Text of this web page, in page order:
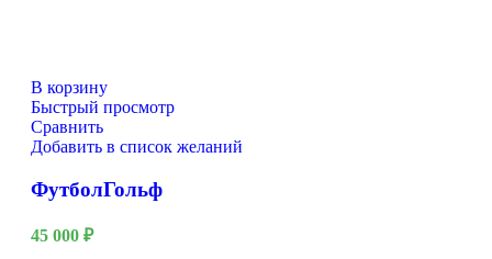
В корзину
Быстрый просмотр
Сравнить
Добавить в список желаний
ФутболГольф
45 000 ₽